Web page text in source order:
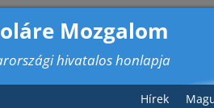
Mozgalom
hivatalos honlapja
Hírek